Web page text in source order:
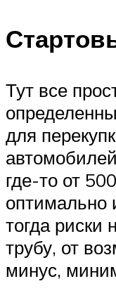
Тут все
для
где-то от
оптимально
тогда риски
трубу, от
минус,